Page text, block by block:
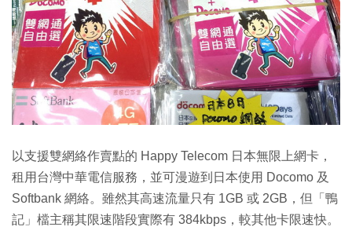
以支援雙網絡作賣點的 Happy Telecom 日本無限上網卡，
租用台灣中華電信服務，並可漫遊到日本使用 Docomo 及
Softbank 網絡。雖然其高速流量只有 1GB 或 2GB，但「鴨
記」檔主稱其限速階段實際有 384kbps，較其他卡限速快。